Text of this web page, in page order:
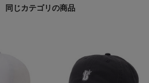
同じカテゴリの商品